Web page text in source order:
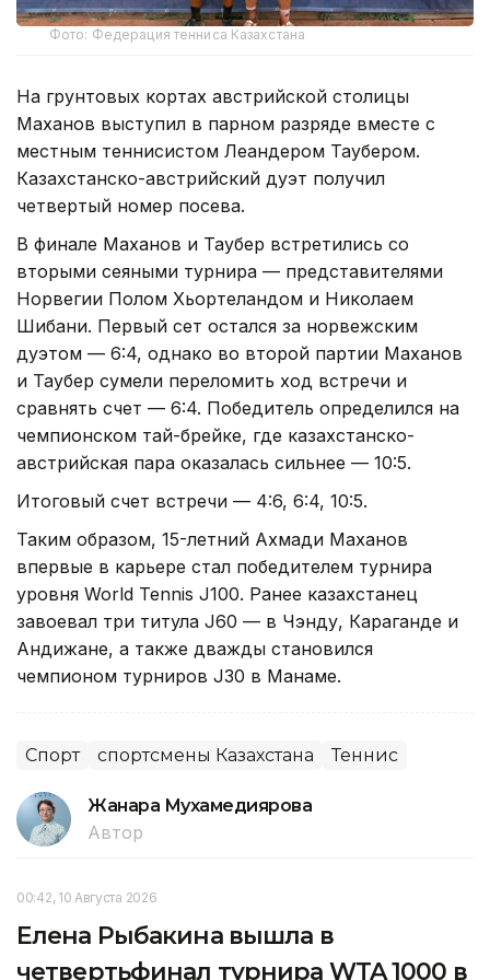
Фото: Федерация тенниса Казахстана
На грунтовых кортах австрийской столицы
Маханов выступил в парном разряде вместе с
местным теннисистом Леандером Таубером.
Казахстанско-австрийский дуэт получил
четвертый номер посева.
В финале Маханов и Таубер встретились со
вторыми сеяными турнира — представителями
Норвегии Полом Хьортеландом и Николаем
Шибани. Первый сет остался за норвежским
дуэтом — 6:4, однако во второй партии Маханов
и Таубер сумели переломить ход встречи и
сравнять счет — 6:4. Победитель определился на
чемпионском тай-брейке, где казахстанско-
австрийская пара оказалась сильнее — 10:5.
Итоговый счет встречи — 4:6, 6:4, 10:5.
Таким образом, 15-летний Ахмади Маханов
впервые в карьере стал победителем турнира
уровня World Tennis J100. Ранее казахстанец
завоевал три титула J60 — в Чэнду, Караганде и
Андижане, а также дважды становился
чемпионом турниров J30 в Манаме.
Спорт спортсмены Казахстана Теннис
Жанара Мухамедиярова
Автор
00:42, 10 Августа 2026
Елена Рыбакина вышла в
четвертьфинал турнира WTA 1000 в